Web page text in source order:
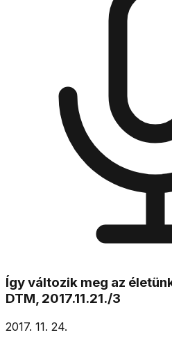
Így változik meg az
DTM, 2017.11.21./3
2017. 11. 24.